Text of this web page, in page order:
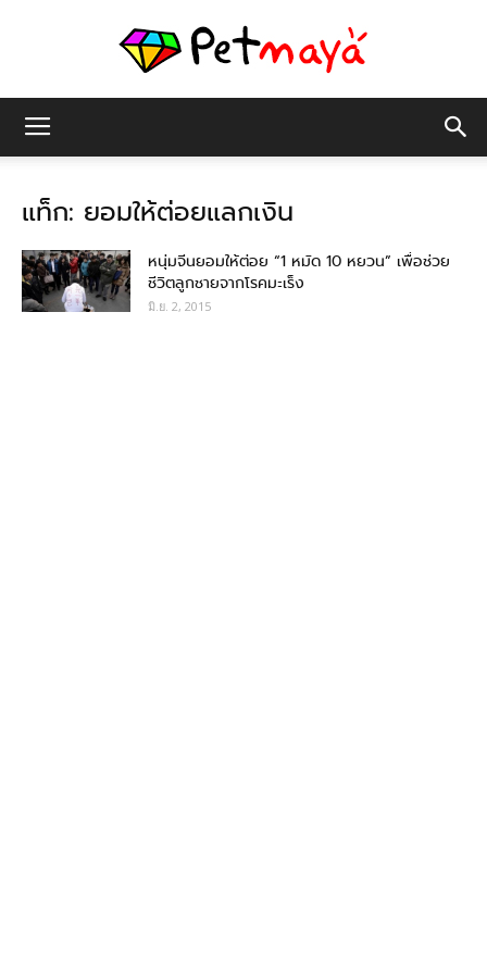
มายา
แท็ก: ยอมให้ต่อยแลกเงิน
หนุ่มจีนยอมให้ต่อย “1 หมัด 10 หยวน” เพื่อช่วย
ชีวิตลูกชายจากโรคมะเร็ง
มิ.ย. 2, 2015